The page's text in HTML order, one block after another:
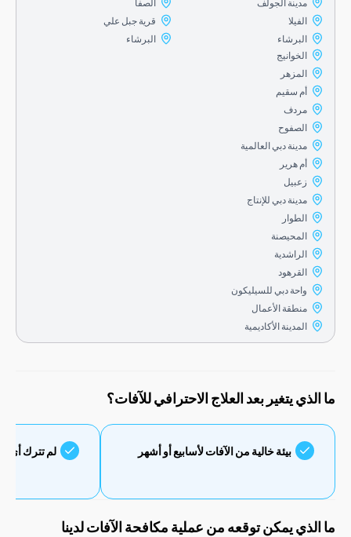
مدينة الجولف
البرشاء
قرية جبل علي
البرشاء
الخوانيج
أم سقيم
مدينة دبي العالمية
مدينة دبي للإنتاج
المحيصنة
الراشدية
واحة دبي للسيليكون
منطقة الأعمال
المدينة الأكاديمية
يتغير بعد العلاج الاحترافي للآفات؟
بيئة خالية من الآفات لأسابيع أو أشهر لم تترك أي بقايا
يمكن توقعه من عملية مكافحة الآفات لدينا